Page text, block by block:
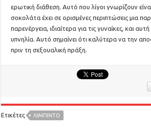
ερωτική διάθεση. Αυτό που λίγοι γνωρίζουν
σοκολάτα έχει σε ορισμένες περιπτώσεις μια
παρενέργεια, ιδιαίτερα για τις γυναίκες, και
υπνηλία. Αυτό σημαίνει ότι καλύτερα να την
πριν τη σεξουαλική πράξη.
Ετικέτες ΛΙΜΠΙΝΤΟ